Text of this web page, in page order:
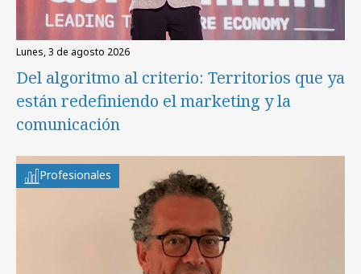
lunes, 3 de agosto 2026
Del algoritmo al criterio: Territorios que ya
están redefiniendo el marketing y la
comunicación
Profesionales